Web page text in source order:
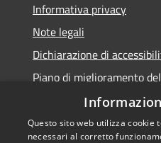
Informativa privacy
Note legali
Dichiarazione di
Piano di miglioramento
Questo sito web utilizza
necessari al corretto